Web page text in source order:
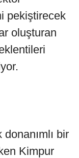
pekiştirecek
oluşturan
bir
Kimpur